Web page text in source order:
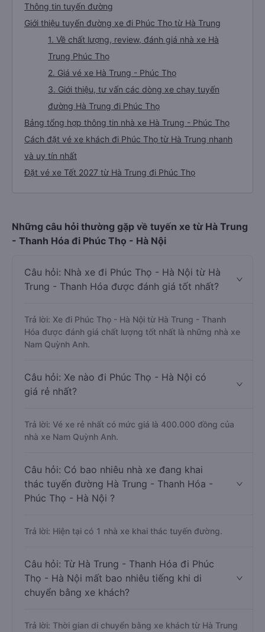
Thông tin tuyến đường
Giới thiệu tuyến đường xe đi Phúc Thọ từ Hà Trung
1. Về chất lượng, review, đánh giá nhà xe Hà
Trung Phúc Thọ
2. Giá vé xe Hà Trung - Phúc Thọ
3. Giới thiệu, tư vấn các dòng xe chạy tuyến
đường Hà Trung đi Phúc Thọ
Bảng tổng hợp thông tin nhà xe Hà Trung - Phúc Thọ
Cách đặt vé xe khách đi Phúc Thọ từ Hà Trung nhanh
và uy tín nhất
Đặt vé xe Tết 2027 từ Hà Trung đi Phúc Thọ
Những câu hỏi thường gặp về tuyến xe từ Hà Trung
- Thanh Hóa đi Phúc Thọ - Hà Nội
Câu hỏi: Nhà xe đi Phúc Thọ - Hà Nội từ Hà
Trung - Thanh Hóa được đánh giá tốt nhất?
Trả lời: Xe đi Phúc Thọ - Hà Nội từ Hà Trung - Thanh
Hóa được đánh giá chất lượng tốt nhất là những nhà xe
Nam Quỳnh Anh.
Câu hỏi: Xe nào đi Phúc Thọ - Hà Nội có
giá rẻ nhất?
Trả lời: Vé xe rẻ nhất có mức giá là 400.000 đồng của
nhà xe Nam Quỳnh Anh.
Câu hỏi: Có bao nhiêu nhà xe đang khai
thác tuyến đường Hà Trung - Thanh Hóa -
Phúc Thọ - Hà Nội ?
Trả lời: Hiện tại có 1 nhà xe khai thác tuyến đường.
Câu hỏi: Từ Hà Trung - Thanh Hóa đi Phúc
Thọ - Hà Nội mất bao nhiêu tiếng khi di
chuyển bằng xe khách?
Trả lời: Thời gian di chuyển bằng xe khách từ Hà Trung